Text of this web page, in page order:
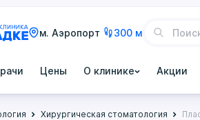
м. Аэропорт 300 м
Цены О клинике Акции
Хирургическая стоматология